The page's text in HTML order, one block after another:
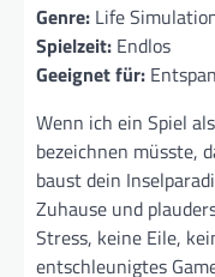
Genre: Life
Spielzeit: Endlos
Geeignet für:
Wenn ich ein Spiel
bezeichnen müsste,
baust dein
Zuhause und
Stress, keine Eile,
entschleunigtes